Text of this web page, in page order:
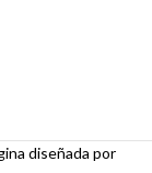
diseñada por